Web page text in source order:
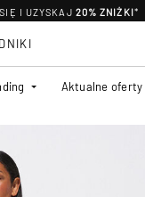
I UZYSKAJ 20% ZNIŻKI*
Aktualne oferty